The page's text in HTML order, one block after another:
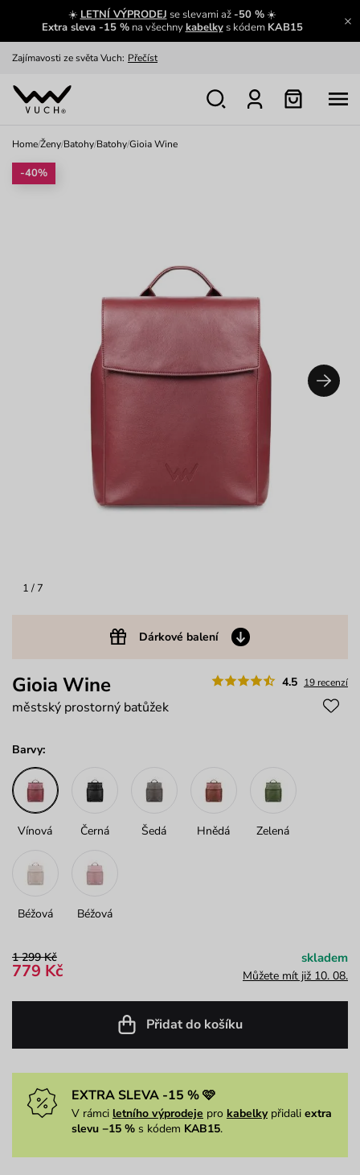
☀️ LETNÍ VÝPRODEJ se slevami až -50 %☀️
Extra sleva -15 %na všechnykabelkys kódem KAB15
Zajímavosti ze světa Vuch: Přečíst
Výměna a vrácení zdarma
Home/Ženy/Batohy/Batohy/Gioia Wine
1 / 7
Dárkové balení
-40%
4.5 19 recenzí
Gioia Wine
městský prostorný batůžek
Barvy:
Vínová Černá Šedá Hnědá Zelená
Béžová Béžová
1 299 Kč
779 Kč
skladem
Můžete mít již 10. 08.
Přidat do košíku
EXTRA SLEVA -15 % 🩷
V rámci letního výprodeje pro kabelkypřidali extra
slevu −15 % s kódem KAB15.